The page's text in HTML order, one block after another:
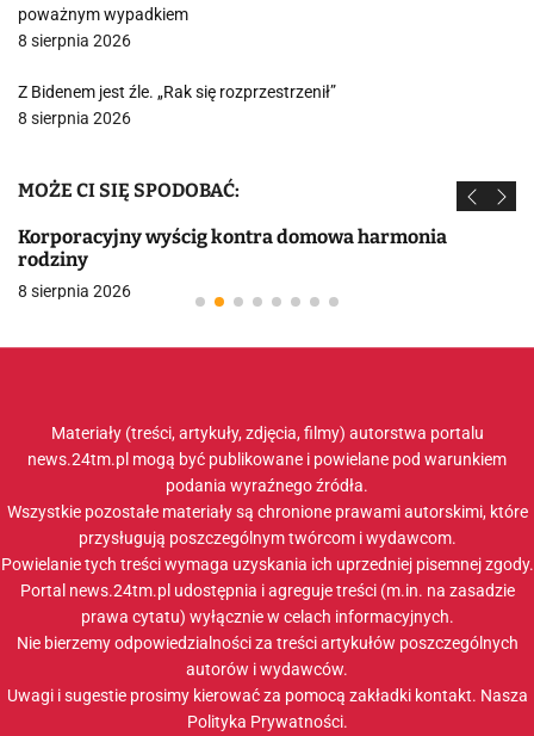
poważnym wypadkiem
8 sierpnia 2026
Z Bidenem jest źle. „Rak się rozprzestrzenił”
8 sierpnia 2026
MOŻE CI SIĘ SPODOBAĆ:
Korporacyjny wyścig kontra domowa harmonia
rodziny
8 sierpnia 2026
Materiały (treści, artykuły, zdjęcia, filmy) autorstwa portalu
news.24tm.pl mogą być publikowane i powielane pod warunkiem
podania wyraźnego źródła.
Wszystkie pozostałe materiały są chronione prawami autorskimi, które
przysługują poszczególnym twórcom i wydawcom.
Powielanie tych treści wymaga uzyskania ich uprzedniej pisemnej zgody.
Portal news.24tm.pl udostępnia i agreguje treści (m.in. na zasadzie
prawa cytatu) wyłącznie w celach informacyjnych.
Nie bierzemy odpowiedzialności za treści artykułów poszczególnych
autorów i wydawców.
Uwagi i sugestie prosimy kierować za pomocą zakładki kontakt. Nasza
Polityka Prywatności.